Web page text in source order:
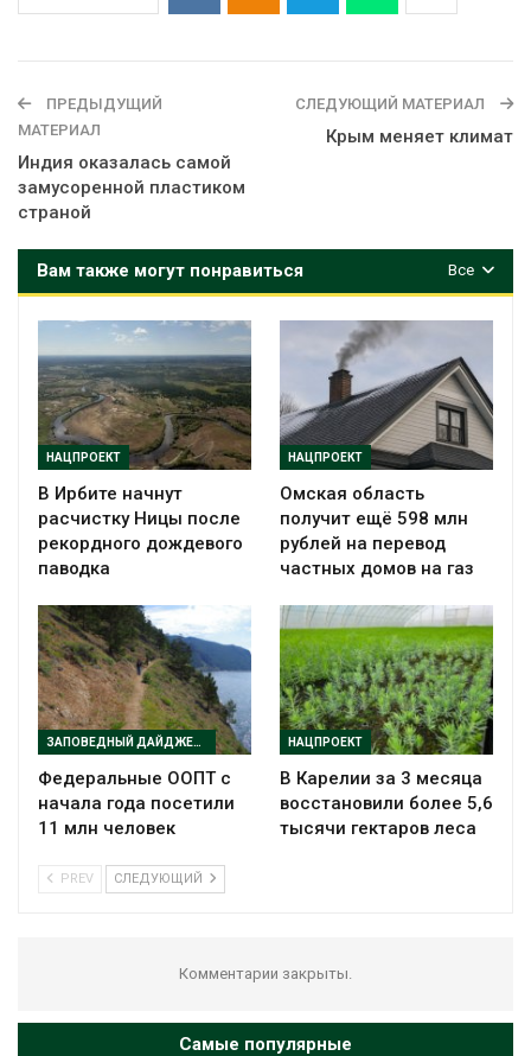
ПРЕДЫДУЩИЙ
МАТЕРИАЛ
Индия оказалась самой
замусоренной пластиком
страной
СЛЕДУЮЩИЙ МАТЕРИАЛ
Крым меняет климат
Все
Вам также могут понравиться
НАЦПРОЕКТ
В Ирбите начнут
расчистку Ницы после
рекордного дождевого
паводка
НАЦПРОЕКТ
Омская область
получит ещё 598 млн
рублей на перевод
частных домов на газ
ЗАПОВЕДНЫЙ ДАЙДЖЕСТ
Федеральные ООПТ с
начала года посетили
11 млн человек
НАЦПРОЕКТ
В Карелии за 3 месяца
восстановили более 5,6
тысячи гектаров леса
PREV СЛЕДУЮЩИЙ
Комментарии закрыты.
Самые популярные